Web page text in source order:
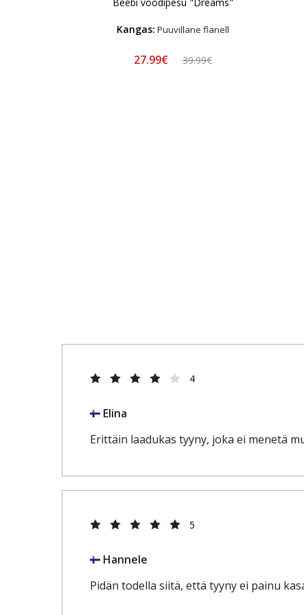
Kangas: Puuvillane flanell
27.99€ 39.99€
4
Elina
Erittäin laadukas tyyny, joka ei menetä
5
Hannele
Pidän todella siitä, että tyyny ei painu